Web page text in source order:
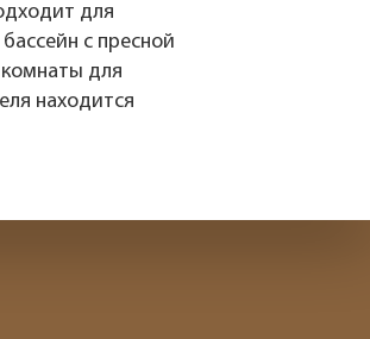
Да! Это не современно, но зато
надёжно!
для
с пресной
для
находится